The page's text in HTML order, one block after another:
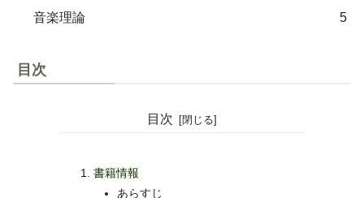
音楽理論 5
目次
目次
書籍情報
あらすじ